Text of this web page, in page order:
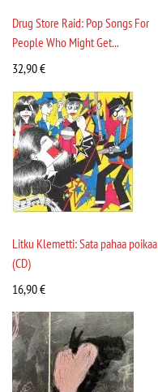
Drug Store Raid: Pop Songs For
People Who Might Get...
32,90€
Litku Klemetti: Sata pahaa poikaa
(CD)
16,90€